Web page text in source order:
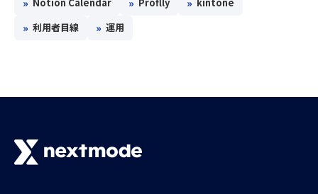
» 利用者目線 » 運用